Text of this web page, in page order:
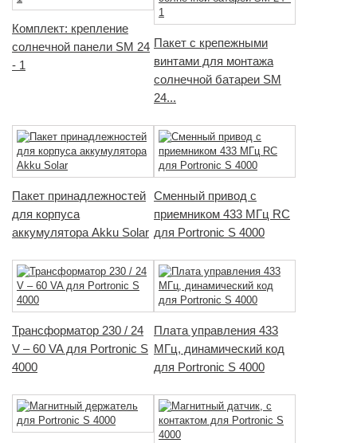
Комплект: крепление
солнечной панели SM 24
- 1
Пакет с крепежными
винтами для монтажа
солнечной батареи SM
24...
Пакет принадлежностей
для корпуса
аккумулятора Akku Solar
Сменный привод с
приемником 433 МГц RC
для Portronic S 4000
Трансформатор 230 / 24
V – 60 VA для Portronic S
4000
Плата управления 433
МГц, динамический код
для Portronic S 4000